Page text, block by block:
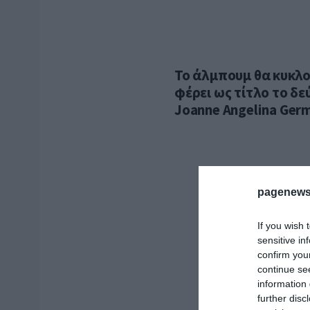
If you wish
sensitive
confirm
continue
information
further
Το άλμπουμ θα
φέρει ως τίτλο το
Joanne Angelina